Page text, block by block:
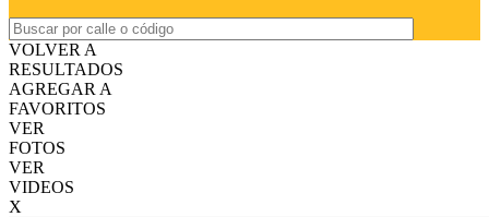
VOLVER A
RESULTADOS
AGREGAR A
FAVORITOS
VER
FOTOS
VER
VIDEOS
X